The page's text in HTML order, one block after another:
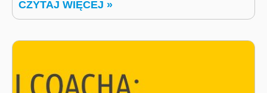
CZYTAJ WIĘCEJ »